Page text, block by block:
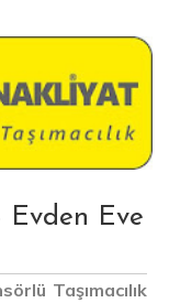
Evden Eve
Taşımacılık